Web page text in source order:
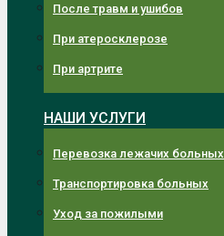
После травм и ушибов
При атеросклерозе
При артрите
НАШИ УСЛУГИ
Перевозка лежачих больных
Транспортировка больных
Уход за пожилыми